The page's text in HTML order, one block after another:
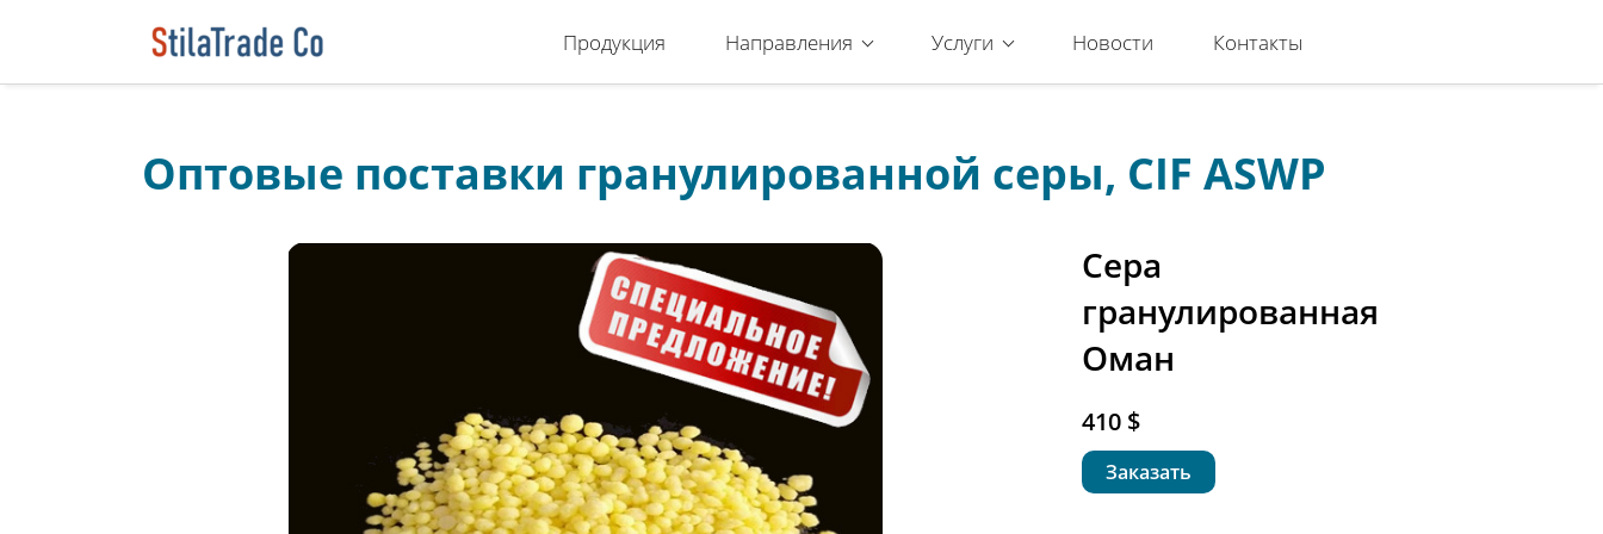
Продукция Направления Услуги Новости Контакты
Оптовые поставки гранулированной серы, CIF ASWP
Сера
гранулированная
Оман
410 $
Заказать